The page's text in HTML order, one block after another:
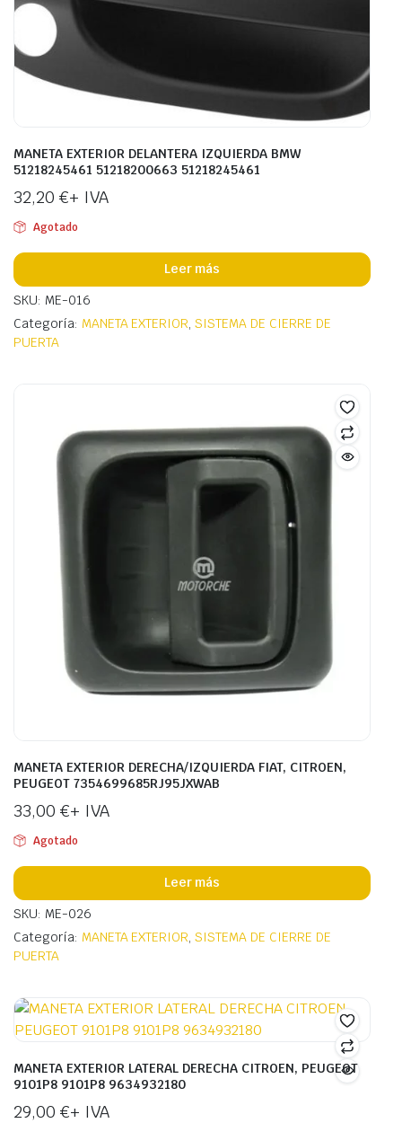
MANETA EXTERIOR DELANTERA IZQUIERDA BMW
51218245461 51218200663 51218245461
32,20 €+ IVA
Agotado
Leer más
SKU: ME-016
Categoría: MANETA EXTERIOR ,SISTEMA DE CIERRE DE
PUERTA
MANETA EXTERIOR DERECHA/IZQUIERDA FIAT, CITROEN,
PEUGEOT 7354699685RJ95JXWAB
33,00 €+ IVA
Agotado
Leer más
SKU: ME-026
Categoría: MANETA EXTERIOR ,SISTEMA DE CIERRE DE
PUERTA
MANETA EXTERIOR LATERAL DERECHA CITROEN, PEUGEOT
9101P8 9101P8 9634932180
29,00 €+ IVA